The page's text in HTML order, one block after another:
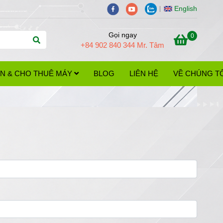
English
Gọi ngay
+84 902 840 344 Mr. Tâm
0
& CHO THUÊ MÁY BLOG LIÊN HỆ VỀ CHÚNG